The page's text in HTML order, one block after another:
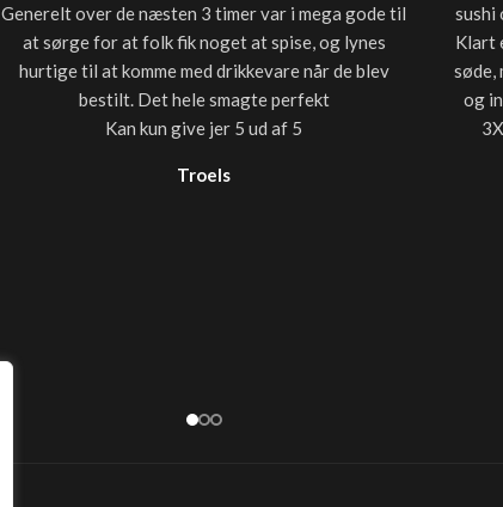
Generelt over de næsten 3 timer var i mega gode til
at sørge for at folk fik noget at spise, og lynes
hurtige til at komme med drikkevare når de blev
bestilt. Det hele smagte perfekt
Kan kun give jer 5 ud af 5
Troels
sushi
Klart
søde,
og